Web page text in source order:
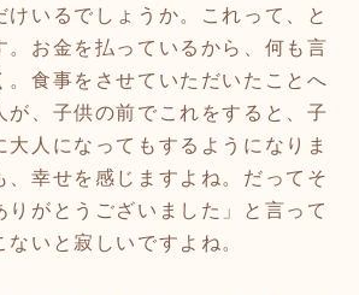
けいるでしょうか。これって、と
。お金を払っているから、何も言
。食事をさせていただいたことへ
が、子供の前でこれをすると、子
大人になってもするようになりま
、幸せを感じますよね。だってそ
りがとうございました」と言って
ないと寂しいですよね。